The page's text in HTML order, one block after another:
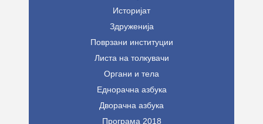
Историјат
Здруженија
Поврзани институции
Листа на толкувачи
Органи и тела
Еднорачна азбука
Дворачна азбука
Програма 2018